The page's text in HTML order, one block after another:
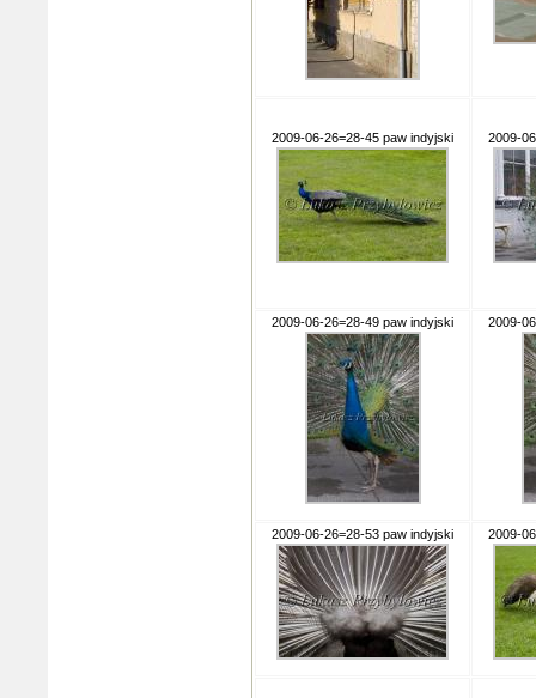
2009-06-26=28-45 paw indyjski 2009-
2009-06-26=28-49 paw indyjski 2009-
2009-06-26=28-53 paw indyjski 2009-